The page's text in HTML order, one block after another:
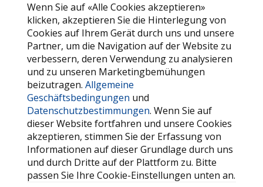
Wenn Sie auf «Alle Cookies akzeptieren»
klicken, akzeptieren Sie die Hinterlegung von
Cookies auf Ihrem Gerät durch uns und unsere
Partner, um die Navigation auf der Website zu
verbessern, deren Verwendung zu analysieren
und zu unseren Marketingbemühungen
beizutragen.Allgemeine
Geschäftsbedingungen und
Datenschutzbestimmungen. Wenn Sie auf
dieser Website fortfahren und unsere Cookies
akzeptieren, stimmen Sie der Erfassung von
Informationen auf dieser Grundlage durch uns
und durch Dritte auf der Plattform zu. Bitte
passen Sie Ihre Cookie-Einstellungen unten an.
Unser Angebot
Allgemeine Geschäftsbedingungen
Datenschutzbestimmungen
SERVICE
Kontaktieren Sie uns
Meine Favoriten
Cookie